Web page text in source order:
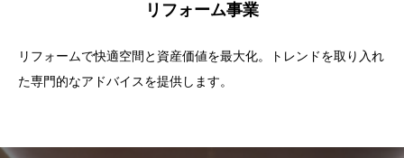
リフォーム事業
リフォームで快適空間と資産価値を最大化。トレンドを取り入れ
た専門的なアドバイスを提供します。